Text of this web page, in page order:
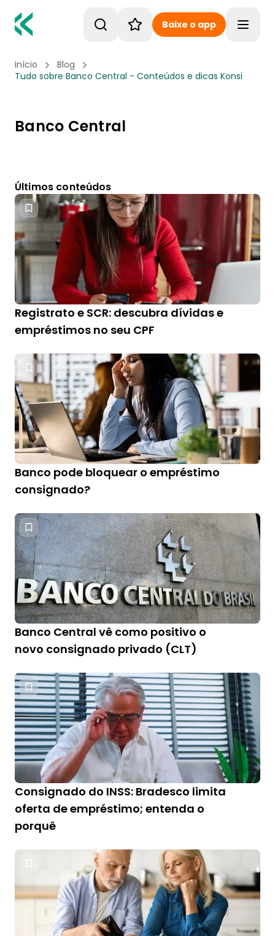
Baixe o app
Início
Blog
Tudo sobre Banco Central - Conteúdos e dicas Konsi
Banco Central
Últimos conteúdos
Registrato e SCR: descubra dívidas e
empréstimos no seu CPF
Banco pode bloquear o empréstimo
consignado?
Banco Central vê como positivo o
novo consignado privado (CLT)
Consignado do INSS: Bradesco limita
oferta de empréstimo; entenda o
porquê